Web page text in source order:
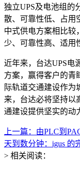
独立UPS及电池组的
散、可靠性低、占用
中式供电方案相比较
少、可靠性高、适用
近年来，台达UPS电
方案，赢得客户的青
际轨道交通建设作为
来，台达必将坚持以
通建设提供坚实的动
上一篇：由PLC到
天到数分钟：igus 的
> 相关阅读：